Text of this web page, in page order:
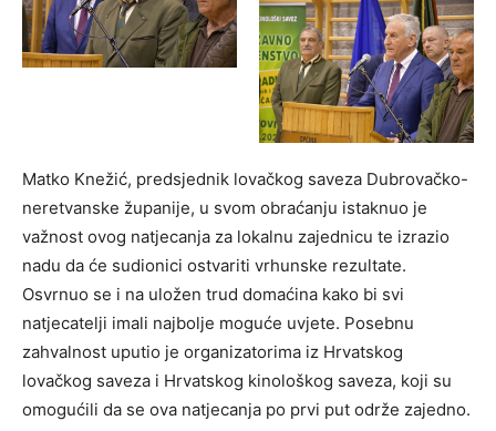
Matko Knežić, predsjednik lovačkog saveza Dubrovačko-
neretvanske županije, u svom obraćanju istaknuo je
važnost ovog natjecanja za lokalnu zajednicu te izrazio
nadu da će sudionici ostvariti vrhunske rezultate.
Osvrnuo se i na uložen trud domaćina kako bi svi
natjecatelji imali najbolje moguće uvjete. Posebnu
zahvalnost uputio je organizatorima iz Hrvatskog
lovačkog saveza i Hrvatskog kinološkog saveza, koji su
omogućili da se ova natjecanja po prvi put održe zajedno.